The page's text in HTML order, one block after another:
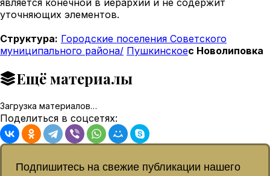
уточняющих элементов.
Структура: Городские поселения Советского
муниципального района/ Пушкинскоес Новолиповка
Ещё материалы
Загрузка материалов…
Поделиться в соцсетях:
Подпишитесь на свежие публикации нашего